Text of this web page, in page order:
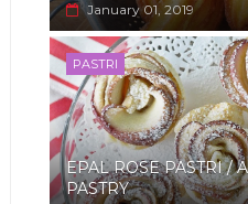
January 01, 2019
PASTRI
EPAL ROSE PASTRI /
PASTRY